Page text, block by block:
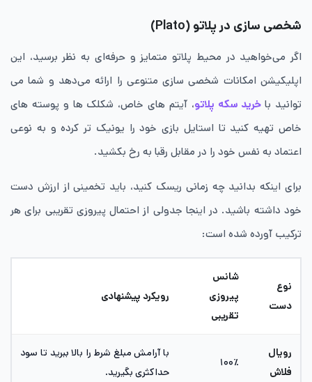
شخصی ‌سازی در پلاتو (Plato)
​اگر می‌خواهید در محیط پلاتو متمایز و حرفه‌ای به نظر برسید، این
اپلیکیشن امکانات شخصی‌ سازی متنوعی را ارائه می‌دهد و شما می
توانید باخرید سکه پلاتو، آیتم های خاص، شکلک ها و پوسته های
خاص تهیه کنید تا استایل بازی خود را یونیک تر کرده و به نوعی
اعتماد به نفس خود را در مقابل رقبا به رخ بکشید.
​برای اینکه بدانید چه زمانی ریسک کنید، باید تخمینی از ارزش دست
خود داشته باشید. در اینجا جدولی از احتمال پیروزی تقریبی برای هر
ترکیب آورده شده است:
نوع
دست
شانس
پیروزی
تقریبی
رویکرد پیشنهادی
رویال
فلاش
۱۰۰٪
با آرامش مبلغ شرط را بالا ببرید تا سود
حداکثری بگیرید.